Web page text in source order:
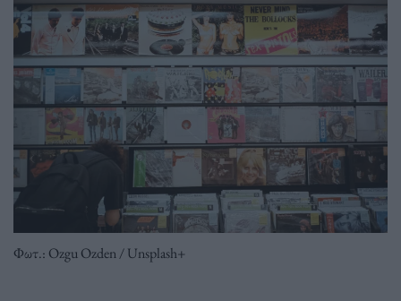
Φωτ.: Ozgu Ozden / Unsplash+